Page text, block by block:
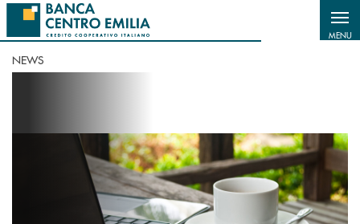
Salta al contenuto principale
MENU
NEWS